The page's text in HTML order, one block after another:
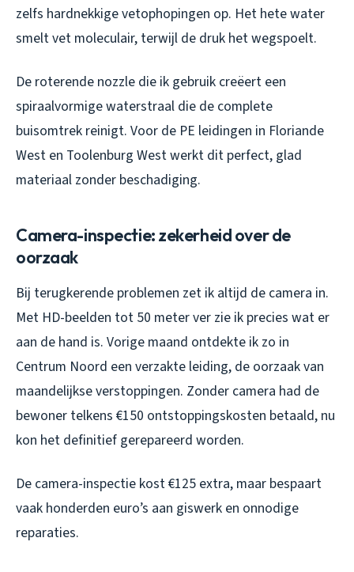
zelfs hardnekkige vetophopingen op. Het hete water
smelt vet moleculair, terwijl de druk het wegspoelt.
De roterende nozzle die ik gebruik creëert een
spiraalvormige waterstraal die de complete
buisomtrek reinigt. Voor de PE leidingen in Floriande
West en Toolenburg West werkt dit perfect, glad
materiaal zonder beschadiging.
Camera-inspectie: zekerheid over de
oorzaak
Bij terugkerende problemen zet ik altijd de camera in.
Met HD-beelden tot 50 meter ver zie ik precies wat er
aan de hand is. Vorige maand ontdekte ik zo in
Centrum Noord een verzakte leiding, de oorzaak van
maandelijkse verstoppingen. Zonder camera had de
bewoner telkens €150 ontstoppingskosten betaald, nu
kon het definitief gerepareerd worden.
De camera-inspectie kost €125 extra, maar bespaart
vaak honderden euro’s aan giswerk en onnodige
reparaties.